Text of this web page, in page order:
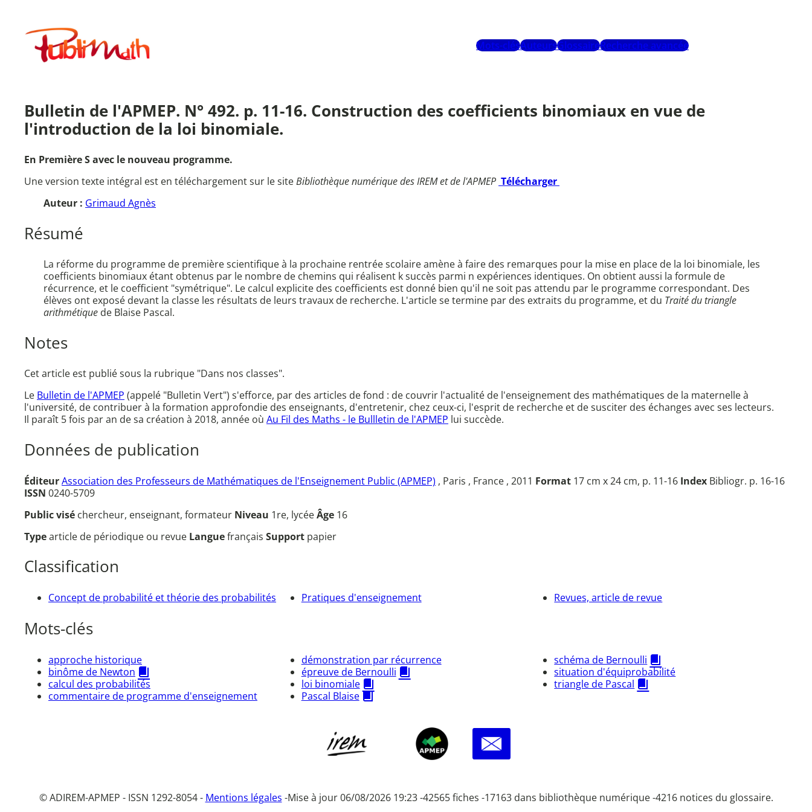
contenuPublimath
Mots-clésAuteursGlossaireRecherche avancée
Bulletin de l'APMEP. N° 492. p. 11-16. Construction des coefficients binomiaux en vue de
l'introduction de la loi binomiale.
En Première S avec le nouveau programme.
Une version texte intégral est en téléchargement sur le siteBibliothèque numérique des IREM et de l'APMEP Télécharger
Auteur : Grimaud Agnès
Résumé
La réforme du programme de première scientifique à la prochaine rentrée scolaire amène à faire des remarques pour la mise en place de la loi binomiale, les
coefficients binomiaux étant obtenus par le nombre de chemins qui réalisent k succès parmi n expériences identiques. On obtient aussi la formule de
récurrence, et le coefficient "symétrique". Le calcul explicite des coefficients est donné bien qu'il ne soit pas attendu par le programme correspondant. Des
élèves ont exposé devant la classe les résultats de leurs travaux de recherche. L'article se termine par des extraits du programme, et du Traité du triangle
arithmétique de Blaise Pascal.
Notes
Cet article est publié sous la rubrique "Dans nos classes".
Le Bulletin de l'APMEP (appelé "Bulletin Vert") s'efforce, par des articles de fond : de couvrir l'actualité de l'enseignement des mathématiques de la maternelle à
l'université, de contribuer à la formation approfondie des enseignants, d'entretenir, chez ceux-ci, l'esprit de recherche et de susciter des échanges avec ses lecteurs.
Il paraît 5 fois par an de sa création à 2018, année où Au Fil des Maths - le Bullletin de l'APMEP lui succède.
Données de publication
ÉditeurAssociation des Professeurs de Mathématiques de l'Enseignement Public (APMEP) , Paris , France , 2011 Format 17 cm x 24 cm, p. 11-16 Index Bibliogr. p. 16-16
ISSN 0240-5709
Public visé chercheur, enseignant, formateur Niveau 1re, lycéeÂge 16
Typearticle de périodique ou revue Languefrançais Support papier
Classification
Concept de probabilité et théorie des probabilités Pratiques d'enseignement Revues, article de revue
Mots-clés
approche historique
binôme de Newton
calcul des probabilités
commentaire de programme d'enseignement
démonstration par récurrence
épreuve de Bernoulli
loi binomiale
Pascal Blaise
schéma de Bernoulli
situation d'équiprobabilité
triangle de Pascal
© ADIREM-APMEP - ISSN 1292-8054 - Mentions légales -Mise à jour 06/08/2026 19:23 -42565 fiches -17163 dans bibliothèque numérique -4216 notices du glossaire.